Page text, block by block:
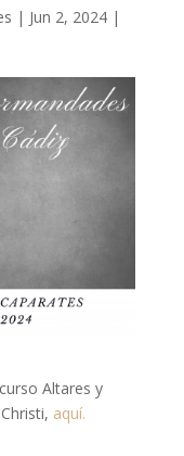
| Jun 2, 2024|
Altares y
aquí.